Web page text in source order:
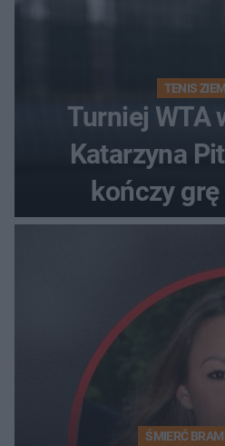
TENIS
Turniej WTA
Katarzyna
kończy
ŚMIERĆ